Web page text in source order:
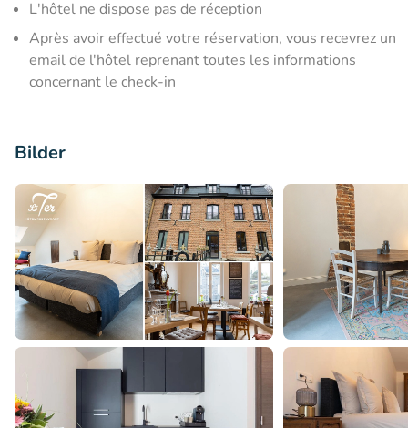
L'hôtel ne dispose pas de réception
Après avoir effectué votre réservation, vous recevrez un
email de l'hôtel reprenant toutes les informations
concernant le check-in
Bilder